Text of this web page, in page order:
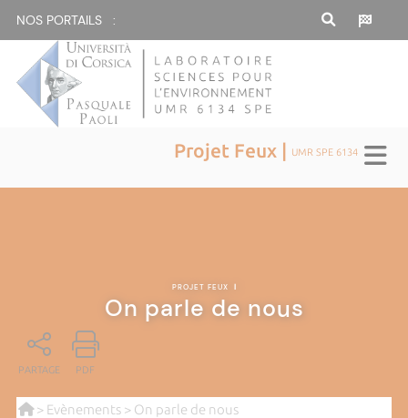
NOS PORTAILS :
Projet Feux | UMR SPE 6134
PROJET FEUX |
On parle de nous
PARTAGE PDF
> Evènements> On parle de nous